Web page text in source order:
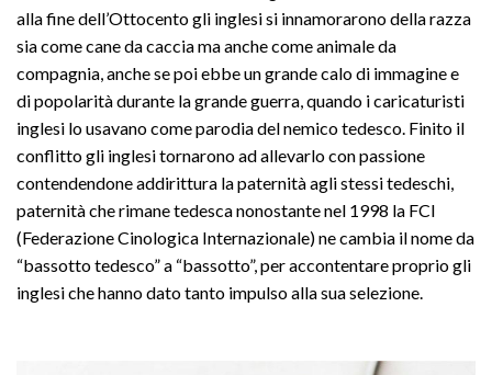
alla fine dell’Ottocento gli inglesi si innamorarono della razza
sia come cane da caccia ma anche come animale da
compagnia, anche se poi ebbe un grande calo di immagine e
di popolarità durante la grande guerra, quando i caricaturisti
inglesi lo usavano come parodia del nemico tedesco. Finito il
conflitto gli inglesi tornarono ad allevarlo con passione
contendendone addirittura la paternità agli stessi tedeschi,
paternità che rimane tedesca nonostante nel 1998 la FCI
(Federazione Cinologica Internazionale) ne cambia il nome da
“bassotto tedesco” a “bassotto”, per accontentare proprio gli
inglesi che hanno dato tanto impulso alla sua selezione.